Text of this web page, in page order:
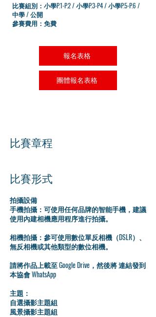
比賽組別：小學P.1-P.2 / 小學P.3-P4 / 小學P.5-P.6 /
中學 / 公開
參賽費用：免費
報名表格
團體報名表格
比賽章程
比賽形式
拍攝設備
手機拍攝：可使用任何品牌的智能手機，建議
使用內建相機應用程序進行拍攝。
相機拍攝：參可使用數位單反相機（DSLR）、
無反相機或其他類型的數位相機。
請將作品上載至 Google Drive，然後將 連結發到
本協會 WhatsApp
主題：
自選攝影主題組
風景攝影主題組